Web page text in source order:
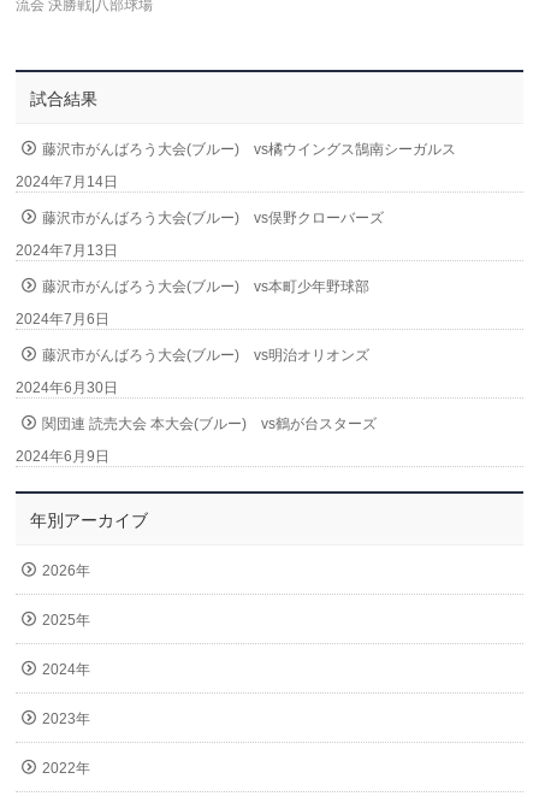
流会 決勝戦|八部球場
試合結果
藤沢市がんばろう大会(ブルー) vs橘ウイングス鵠南シーガルス
2024年7月14日
藤沢市がんばろう大会(ブルー) vs俣野クローバーズ
2024年7月13日
藤沢市がんばろう大会(ブルー) vs本町少年野球部
2024年7月6日
藤沢市がんばろう大会(ブルー) vs明治オリオンズ
2024年6月30日
関団連 読売大会 本大会(ブルー) vs鶴が台スターズ
2024年6月9日
年別アーカイブ
2026年
2025年
2024年
2023年
2022年